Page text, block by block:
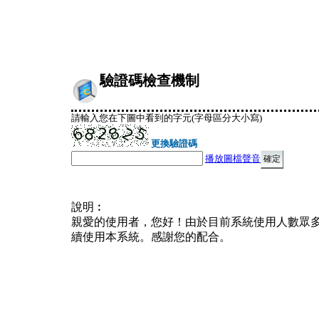
驗證碼檢查機制
請輸入您在下圖中看到的字元(字母區分大小寫)
更換驗證碼
播放圖檔聲音
說明︰
親愛的使用者，您好！由於目前系統使用人數眾
續使用本系統。感謝您的配合。